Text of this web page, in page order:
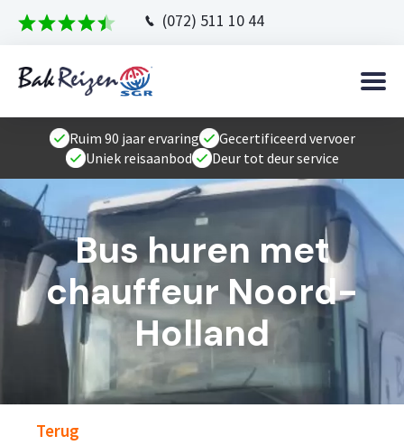
(072) 511 10 44
Ruim 90 jaar ervaring
Gecertificeerd vervoer
Uniek reisaanbod
Deur tot deur service
Bus huren met
chauffeur Noord-
Holland
Terug